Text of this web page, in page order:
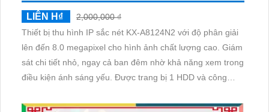
LIÊN H₫
2,000,000 ₫
Thiết bị thu hình IP sắc nét KX-A8124N2 với độ phân giải
lên đến 8.0 megapixel cho hình ảnh chất lượng cao. Giám
sát chi tiết nhỏ, ngay cả ban đêm nhờ khả năng xem trong
điều kiện ánh sáng yếu. Được trang bị 1 HDD và công